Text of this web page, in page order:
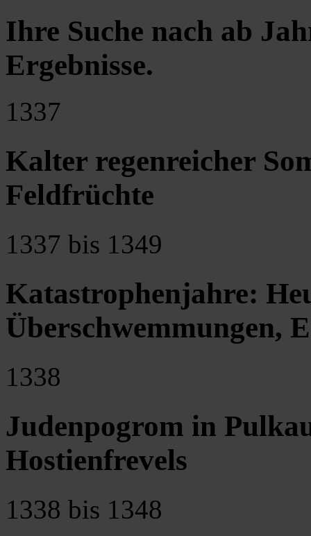
Ihre Suche nach ab
Ergebnisse.
1337
Kalter regenreicher
Feldfrüchte
1337 bis 1349
Katastrophenjahre:
Überschwemmungen,
1338
Judenpogrom in
Hostienfrevels
1338 bis 1348